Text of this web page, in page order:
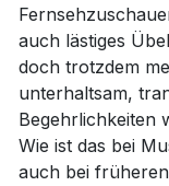
auch lästiges
doch trotzdem
unterhaltsam,
Begehrlichkeiten
Wie ist das bei
auch bei